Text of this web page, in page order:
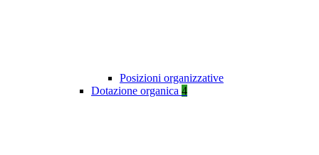
Posizioni organizzative
Dotazione organica 4